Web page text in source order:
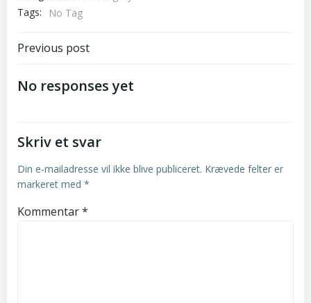
Tags:
No Tag
Post
navigation
Previous post
No responses yet
Skriv et svar
Din e-mailadresse vil ikke blive publiceret. Krævede felter er
markeret med *
Kommentar*